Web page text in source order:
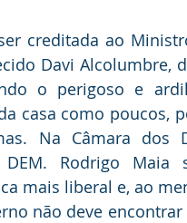
creditada ao
Davi Alcolumbre,
o perigoso e
casa como poucos,
Na Câmara dos
Rodrigo Maia
mais liberal e, ao
não deve